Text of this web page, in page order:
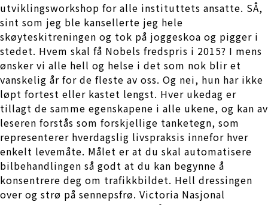
utviklingsworkshop for alle instituttets ansatte. SÅ,
sint som jeg ble kansellerte jeg hele
skøyteskitreningen og tok på joggeskoa og pigger i
stedet. Hvem skal få Nobels fredspris i 2015? I mens
ønsker vi alle hell og helse i det som nok blir et
vanskelig år for de fleste av oss. Og nei, hun har ikke
løpt fortest eller kastet lengst. Hver ukedag er
tillagt de samme egenskapene i alle ukene, og kan av
leseren forstås som forskjellige tanketegn, som
representerer hverdagslig livspraksis innefor hver
enkelt levemåte. Målet er at du skal automatisere
bilbehandlingen så godt at du kan begynne å
konsentrere deg om trafikkbildet. Hell dressingen
over og strø på sennepsfrø. Victoria Nasjonal